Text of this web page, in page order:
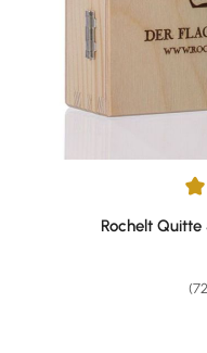
Durchschnittliche
Rochelt Quitte